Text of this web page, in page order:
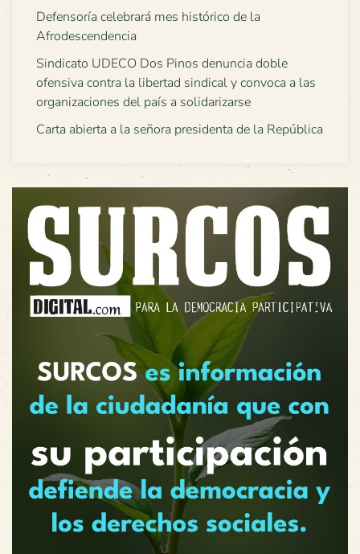
Defensoría celebrará mes histórico de la
Afrodescendencia
Sindicato UDECO Dos Pinos denuncia doble
ofensiva contra la libertad sindical y convoca a las
organizaciones del país a solidarizarse
Carta abierta a la señora presidenta de la República